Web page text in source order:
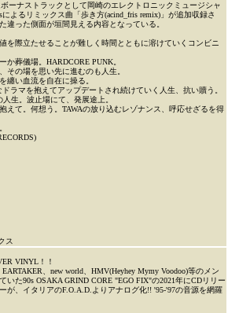
ボーナストラックとして岡崎のエレクトロニックミュージシャ
よるリミックス曲「歩き方(acind_fris remix)」が追加収録さ
違った側面が垣間見える内容となっている。
を際立たせることが難しく時間とともに溶けていくコンビニ
か葬儀場。HARDCORE PUNK。
その場を思い先に進むのも人生。
纏い血流を自在に操る。
ラマを抱えてアップデートされ続けていく人生、抗い贖う。
人生。波止場にて、発展途上。
えて。何想う。TAWAの放り込むレゾナンス、呼応せざるを得
ス
VINYL！！
、new world、HMV(Heyhey Mymy Voodoo)等のメン
いた90s OSAKA GRIND CORE "EGO FIX"の2021年にCDリリー
が、イタリアのF.O.A.D.よりアナログ化!! '95-'97の音源を網羅